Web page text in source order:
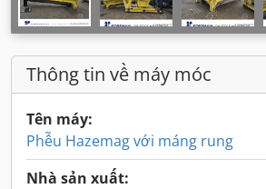
Thông tin về máy móc
Tên máy:
Phễu Hazemag với máng rung
Nhà sản xuất: